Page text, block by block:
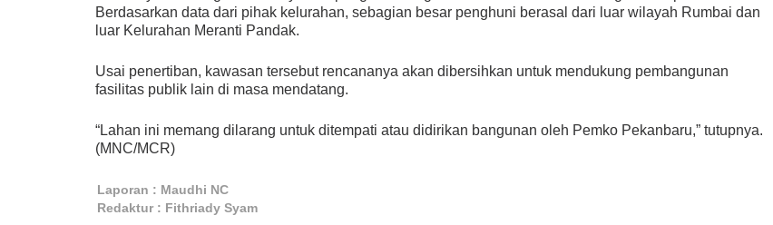
Berdasarkan data dari pihak kelurahan, sebagian besar penghuni berasal dari luar wilayah Rumbai dan
luar Kelurahan Meranti Pandak.
Usai penertiban, kawasan tersebut rencananya akan dibersihkan untuk mendukung pembangunan
fasilitas publik lain di masa mendatang.
“Lahan ini memang dilarang untuk ditempati atau didirikan bangunan oleh Pemko Pekanbaru,” tutupnya.
(MNC/MCR)
Laporan : Maudhi NC
Redaktur : Fithriady Syam